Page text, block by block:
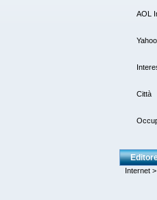
AOL
Yahoo
Città
Internet >